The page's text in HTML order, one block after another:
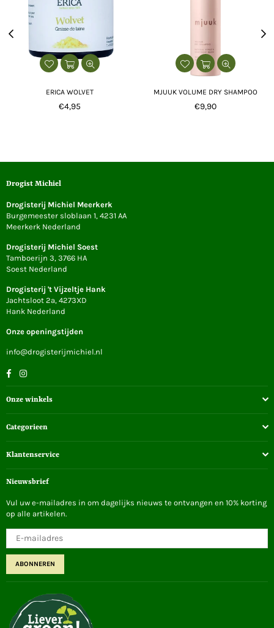
ERICA WOLVET
Normale
€4,95
MJUUK VOLUME DRY SHAMPOO
Normale
€9,90
Drogist Michiel
Drogisterij Michiel Meerkerk
Burgemeester sloblaan 1, 4231 AA
Meerkerk Nederland
Drogisterij Michiel Soest
Tamboerijn 3, 3766 HA
Soest Nederland
Drogisterij 't Vijzeltje Hank
Jachtsloot 2a, 4273XD
Hank Nederland
Onze openingstijden
info@drogisterijmichiel.nl
FacebookInstagram
Onze winkels
Categorieen
Klantenservice
Nieuwsbrief
Vul uw e-mailadres in om dagelijks nieuws te ontvangen en 10% korting
op alle artikelen.
ABONNEREN